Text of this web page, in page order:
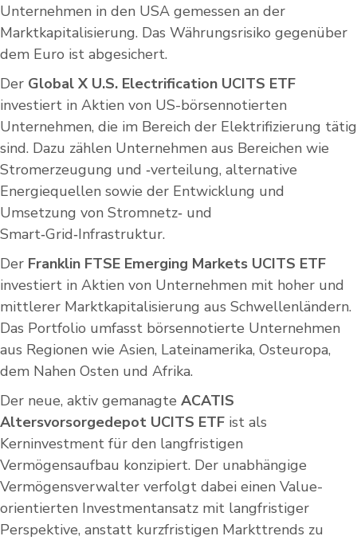
Unternehmen in den USA gemessen an der
Marktkapitalisierung. Das Währungsrisiko gegenüber
dem Euro ist abgesichert.
Der Global X U.S. Electrification UCITS ETF
investiert in Aktien von US-börsennotierten
Unternehmen, die im Bereich der Elektrifizierung tätig
sind. Dazu zählen Unternehmen aus Bereichen wie
Stromerzeugung und ‑verteilung, alternative
Energiequellen sowie der Entwicklung und
Umsetzung von Stromnetz‑ und
Smart‑Grid‑Infrastruktur.
Der Franklin FTSE Emerging Markets UCITS ETF
investiert in Aktien von Unternehmen mit hoher und
mittlerer Marktkapitalisierung aus Schwellenländern.
Das Portfolio umfasst börsennotierte Unternehmen
aus Regionen wie Asien, Lateinamerika, Osteuropa,
dem Nahen Osten und Afrika.
Der neue, aktiv gemanagte ACATIS
Altersvorsorgedepot UCITS ETF ist als
Kerninvestment für den langfristigen
Vermögensaufbau konzipiert. Der unabhängige
Vermögensverwalter verfolgt dabei einen Value-
orientierten Investmentansatz mit langfristiger
Perspektive, anstatt kurzfristigen Markttrends zu